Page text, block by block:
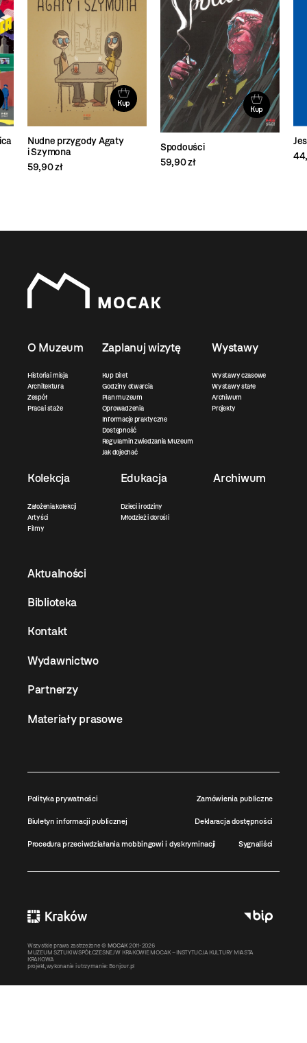
Kup
Nudne przygody Agaty
i Szymona
59,90 zł
Kup
Spodouści
59,90 zł
O Muzeum
Historia i misja
Architektura
Zespół
Praca i staże
Zaplanuj wizytę
Kup bilet
Godziny otwarcia
Plan muzeum
Oprowadzenia
Informacje praktyczne
Dostępność
Regulamin zwiedzania Muzeum
Jak dojechać
Wystawy
Wystawy czasowe
Wystawy stałe
Archiwum
Projekty
Kolekcja
Założenia kolekcji
Artyści
Filmy
Edukacja
Dzieci i rodziny
Młodzież i dorośli
Archiwum
Aktualności
Biblioteka
Kontakt
Wydawnictwo
Partnerzy
Materiały prasowe
Polityka prywatności Zamówienia publiczne
Biuletyn informacji publicznej Deklaracja dostępności
Procedura przeciwdziałania mobbingowi i dyskryminacji Sygnaliści
Wszystkie prawa zastrzeżone © MOCAK 2011-2026
MUZEUM SZTUKI WSPÓŁCZESNEJ W KRAKOWIE MOCAK – INSTYTUCJA KULTURY MIASTA
KRAKOWA
projekt, wykonanie i utrzymanie: Bonjour.pl